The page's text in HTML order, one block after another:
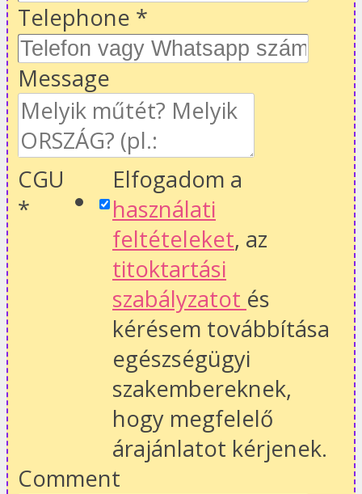
Telephone *
Message
CGU
*
Elfogadom a
használati
feltételeket, az
titoktartási
szabályzatot és
kérésem továbbítása
egészségügyi
szakembereknek,
hogy megfelelő
árajánlatot kérjenek.
Comment